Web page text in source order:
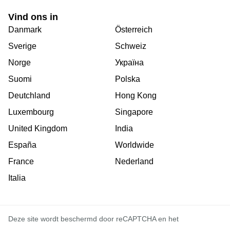
Vind ons in
Danmark
Sverige
Norge
Suomi
Deutchland
Luxembourg
United Kingdom
España
France
Italia
Österreich
Schweiz
Україна
Polska
Hong Kong
Singapore
India
Worldwide
Nederland
Deze site wordt beschermd door reCAPTCHA en het